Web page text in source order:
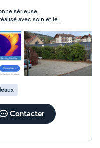
sérieuse,
avec soin et le
!
Contacter